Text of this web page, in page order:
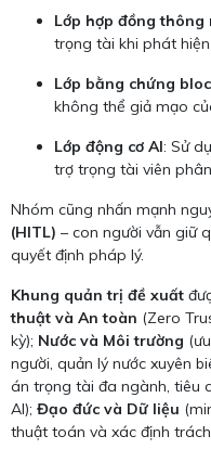
Lớp hợp đồng thông
trọng tài khi phát
Lớp bằng chứng
không thể giả mạo
Lớp động cơ AI: Sử
trợ trọng tài viên
Nhóm cũng nhấn mạnh
(HITL) – con người vẫn giữ
quyết định pháp lý.
Khung quản trị đề xuất
thuật và An toàn (Zero
kỳ); Nước và Môi trường
người, quản lý nước xuyên
án trọng tài đa ngành, tiêu
AI); Đạo đức và Dữ liệu
thuật toán và xác định